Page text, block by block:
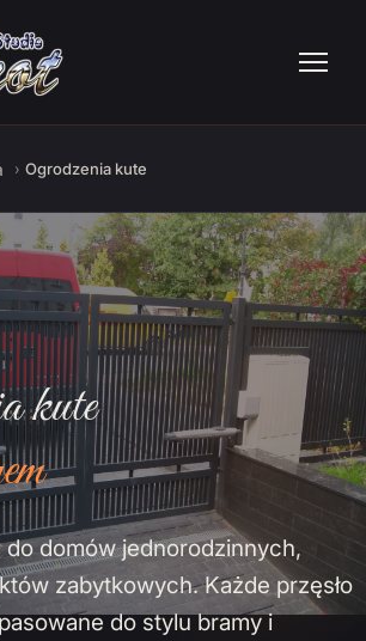
Ogrodzenia kute
kute
domów jednorodzinnych,
zabytkowych. Każde przęsło
do stylu bramy i